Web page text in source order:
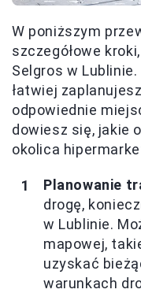
W poniższym
szczegółowe
Selgros w
łatwiej
odpowiednie
dowiesz się, jakie
okolica
Planowanie
drogę,
w Lublinie.
mapowej,
uzyskać
warunkach